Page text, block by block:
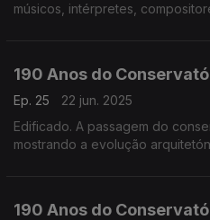
músicos, intérpretes,
190 Anos do
Ep. 25
22 jun. 2025
Edificado. A passagem do
mostrando a evolução
190 Anos do